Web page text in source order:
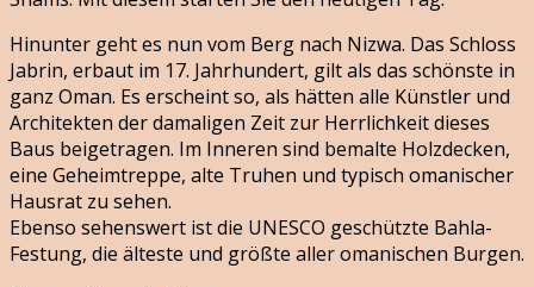
Hinunter geht es nun vom Berg nach Nizwa. Das Schloss
Jabrin, erbaut im 17. Jahrhundert, gilt als das schönste in
ganz Oman. Es erscheint so, als hätten alle Künstler und
Architekten der damaligen Zeit zur Herrlichkeit dieses
Baus beigetragen. Im Inneren sind bemalte Holzdecken,
eine Geheimtreppe, alte Truhen und typisch omanischer
Hausrat zu sehen.
Ebenso sehenswert ist die UNESCO geschützte Bahla-
Festung, die älteste und größte aller omanischen Burgen.